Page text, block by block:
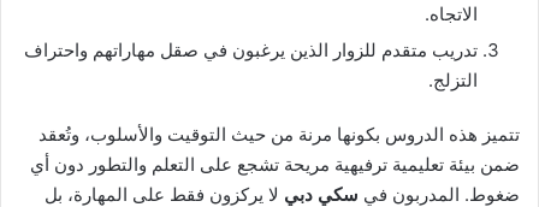
الاتجاه.
تدريب متقدم للزوار الذين يرغبون في صقل مهاراتهم واحتراف
التزلج.
تتميز هذه الدروس بكونها مرنة من حيث التوقيت والأسلوب، وتُعقد
ضمن بيئة تعليمية ترفيهية مريحة تشجع على التعلم والتطور دون أي
ضغوط. المدربون في سكي دبي لا يركزون فقط على المهارة، بل